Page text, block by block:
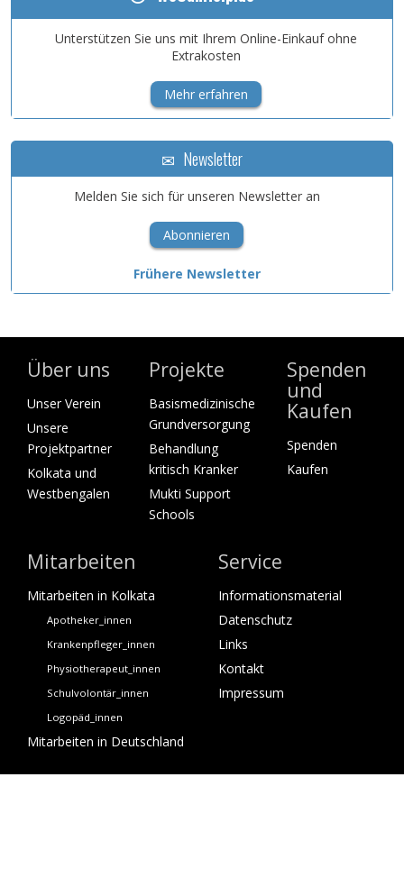
Unterstützen Sie uns mit Ihrem Online-Einkauf ohne
Extrakosten
Mehr erfahren
Newsletter
Melden Sie sich für unseren Newsletter an
Abonnieren
Frühere Newsletter
Über uns
Unser Verein
Unsere
Projektpartner
Kolkata und
Westbengalen
Projekte
Basismedizinische
Grundversorgung
Behandlung
kritisch Kranker
Mukti Support
Schools
Spenden
und
Kaufen
Spenden
Kaufen
Mitarbeiten
Mitarbeiten in Kolkata
Apotheker_innen
Krankenpfleger_innen
Physiotherapeut_innen
Schulvolontär_innen
Logopäd_innen
Mitarbeiten in Deutschland
Service
Informationsmaterial
Datenschutz
Links
Kontakt
Impressum